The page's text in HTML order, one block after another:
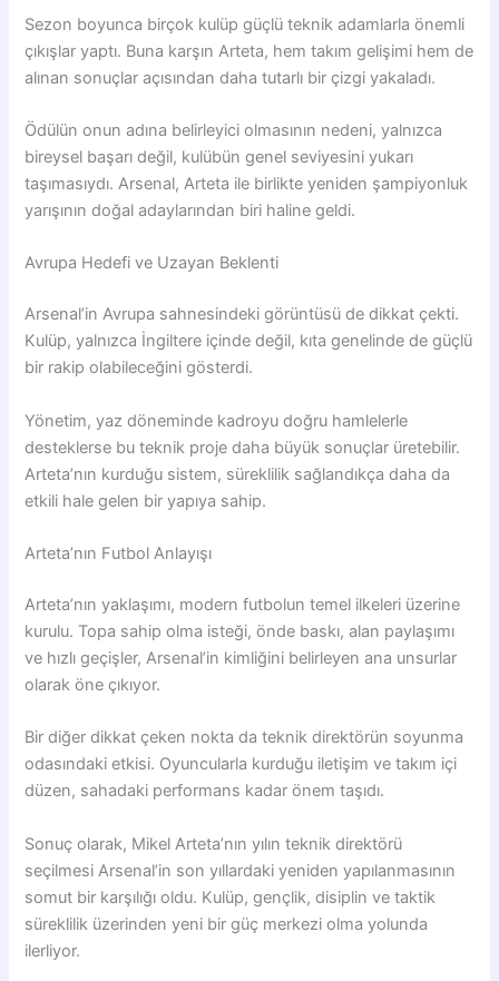
Sezon boyunca birçok kulüp güçlü teknik adamlarla önemli
çıkışlar yaptı. Buna karşın Arteta, hem takım gelişimi hem de
alınan sonuçlar açısından daha tutarlı bir çizgi yakaladı.
Ödülün onun adına belirleyici olmasının nedeni, yalnızca
bireysel başarı değil, kulübün genel seviyesini yukarı
taşımasıydı. Arsenal, Arteta ile birlikte yeniden şampiyonluk
yarışının doğal adaylarından biri haline geldi.
Avrupa Hedefi ve Uzayan Beklenti
Arsenal’in Avrupa sahnesindeki görüntüsü de dikkat çekti.
Kulüp, yalnızca İngiltere içinde değil, kıta genelinde de güçlü
bir rakip olabileceğini gösterdi.
Yönetim, yaz döneminde kadroyu doğru hamlelerle
desteklerse bu teknik proje daha büyük sonuçlar üretebilir.
Arteta’nın kurduğu sistem, süreklilik sağlandıkça daha da
etkili hale gelen bir yapıya sahip.
Arteta’nın Futbol Anlayışı
Arteta’nın yaklaşımı, modern futbolun temel ilkeleri üzerine
kurulu. Topa sahip olma isteği, önde baskı, alan paylaşımı
ve hızlı geçişler, Arsenal’in kimliğini belirleyen ana unsurlar
olarak öne çıkıyor.
Bir diğer dikkat çeken nokta da teknik direktörün soyunma
odasındaki etkisi. Oyuncularla kurduğu iletişim ve takım içi
düzen, sahadaki performans kadar önem taşıdı.
Sonuç olarak, Mikel Arteta’nın yılın teknik direktörü
seçilmesi Arsenal’in son yıllardaki yeniden yapılanmasının
somut bir karşılığı oldu. Kulüp, gençlik, disiplin ve taktik
süreklilik üzerinden yeni bir güç merkezi olma yolunda
ilerliyor.